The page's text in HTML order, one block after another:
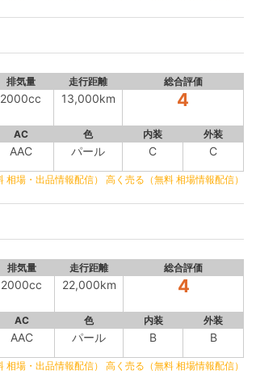
排気量 走行距離 総合評価
2000cc 13,000km 4
AC 色 内装 外装
AAC パール C C
相場・出品情報配信） 高く売る（無料 相場情報配信）
排気量 走行距離 総合評価
2000cc 22,000km 4
AC 色 内装 外装
AAC パール B B
相場・出品情報配信） 高く売る（無料 相場情報配信）